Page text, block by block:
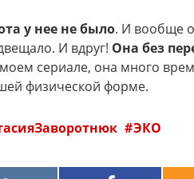
у нее не было. И вообще
И вдруг! Она без
сериале, она много
физической форме.
ЭКО